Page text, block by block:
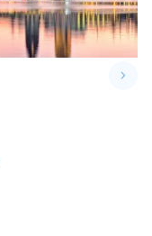
keyboard_arrow_right